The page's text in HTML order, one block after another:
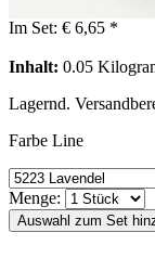
Im Set: € 6,65 *
Inhalt: 0.05
Lagernd.
Farbe Line
Menge: